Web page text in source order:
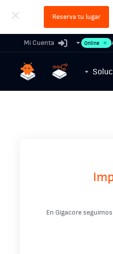
Reserva tu lugar
Online
Mi Cuenta
En Gigacore